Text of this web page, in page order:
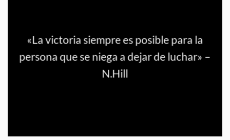
«La victoria siempre es posible para la
persona que se niega a dejar de luchar» –
N.Hill